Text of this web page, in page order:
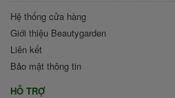
Hệ thống cửa hàng
Giới thiệu Beautygarden
Liên kết
Bảo mật thông tin
HỖ TRỢ